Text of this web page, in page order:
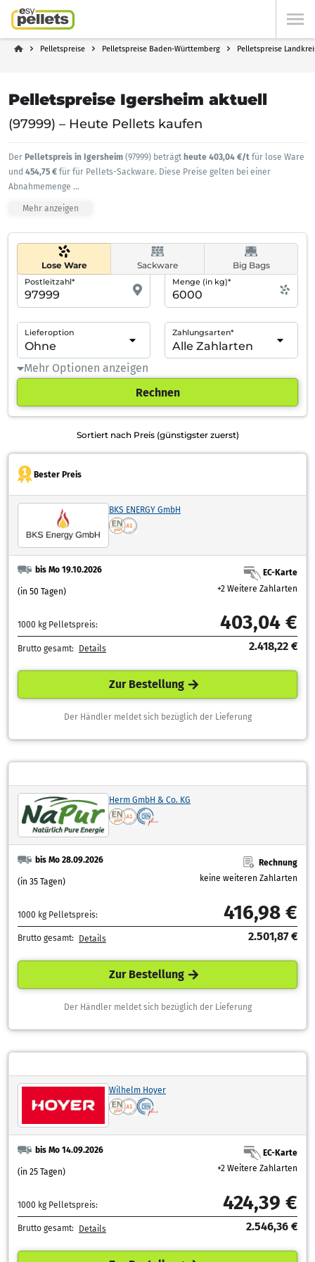
Pelletspreise Pelletspreise Baden-Württemberg Pelletspreise
Pelletspreise Igersheim aktuell
(97999) – Heute Pellets kaufen
Der Pelletspreis in Igersheim (97999) beträgt heute 403,04 €/t für lose Ware
und 454,75 € für für Pellets-Sackware. Diese Preise gelten bei einer
Abnahmemenge ...
Mehr anzeigen
Lose Ware Sackware Big Bags
Postleitzahl* Menge (in kg)*
Lieferoption Zahlungsarten*
Mehr Optionen anzeigen
Rechnen
Sortiert nach Preis (günstigster zuerst)
Bester Preis
BKS ENERGY GmbH
bis Mo 19.10.2026
(in 50 Tagen)
EC-Karte
+2 Weitere Zahlarten
1000 kg Pelletspreis: 403,04 €
Brutto gesamt: Details 2.418,22 €
Zur Bestellung
Der Händler meldet sich bezüglich der Lieferung
Herm GmbH & Co. KG
bis Mo 28.09.2026
(in 35 Tagen)
Rechnung
keine weiteren Zahlarten
1000 kg Pelletspreis: 416,98 €
Brutto gesamt: Details 2.501,87 €
Zur Bestellung
Der Händler meldet sich bezüglich der Lieferung
Wilhelm Hoyer
bis Mo 14.09.2026
(in 25 Tagen)
EC-Karte
+2 Weitere Zahlarten
1000 kg Pelletspreis: 424,39 €
Brutto gesamt: Details 2.546,36 €